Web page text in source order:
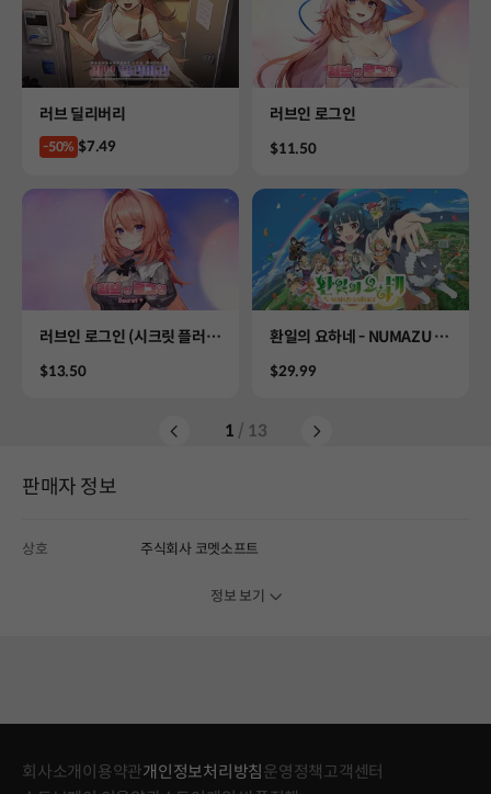
Product
러브 딜리버리
-50% Price
$7.49
Product
러브인 로그인
Price
$11.50
Product
러브인 로그인 (시크릿 플러
Price
$13.50
Product
환일의 요하네 - NUMAZU in
Price
$29.99
1 / 13
판매자 정보
상호 주식회사 코멧소프트
정보 보기
회사소개 이용약관개인정보처리방침 운영정책고객센터